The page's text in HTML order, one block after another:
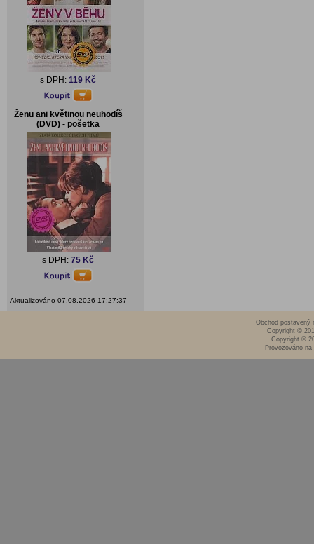
s DPH:119 Kč
Ženu ani květinou neuhodíš
(DVD) - pošetka
s DPH:75 Kč
Aktualizováno 07.08.2026 17:27:37
Obchod postavený
Copyright ©
Copyright ©
Provozováno